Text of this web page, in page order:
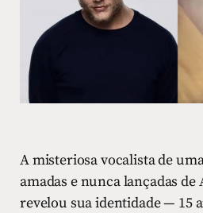
A misteriosa vocalista de
amadas e nunca lançadas
revelou sua identidade — 15